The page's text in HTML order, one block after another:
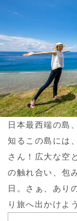
日本最西端の島
知るこの島には
さん！広大な空
の触れ合い、包
日。さぁ、あり
り旅へ出かけよ